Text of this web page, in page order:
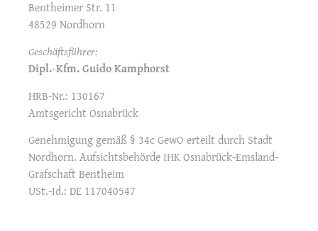
Bentheimer Str. 11
48529 Nordhorn
Geschäftsführer:
Dipl.-Kfm. Guido Kamphorst
HRB-Nr.: 130167
Amtsgericht Osnabrück
Genehmigung gemäß § 34c GewO erteilt durch Stadt
Nordhorn. Aufsichtsbehörde IHK Osnabrück-Emsland-
Grafschaft Bentheim
USt.-Id.: DE 117040547